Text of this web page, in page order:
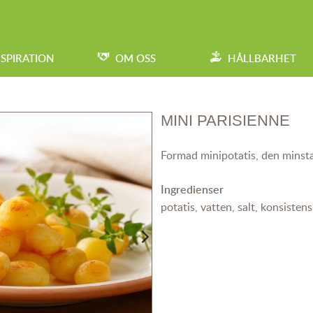
OM OSS HÅLLBARHET
MINI PARISIENNE
Formad minipotatis, den
Ingredienser
potatis, vatten, salt,